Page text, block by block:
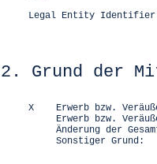
Legal Entity
2. Grund der
X    Erwerb bzw.
Erwerb bzw.
Änderung der
          Sonstiger Grund: